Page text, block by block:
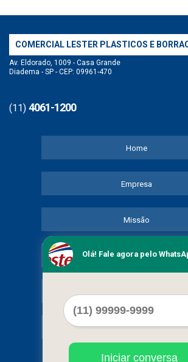
COMERCIAL LESTER PLASTICOS E
Av. Eldorado, 1009 - Casa Grande
Diadema - SP - CEP: 09961-470
(11) 4061-1200
Home
Empresa
Missão
Serviços
Mapa do site
Olá! Fale agora pelo
Iniciar conversa